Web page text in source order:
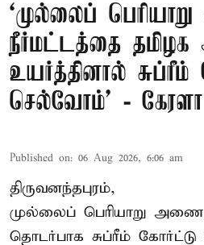
‘முல்லைப்
நீர்மட்டத்தை தமிழக
உயர்த்தினால் சுப்ரீம்
செல்வோம்' - கேரளா
Published on: 06 Aug 2026, 6:06 am
திருவனந்தபுரம்,
முல்லைப் பெரியாறு
தொடர்பாக சுப்ரீம் கோர்ட்டு